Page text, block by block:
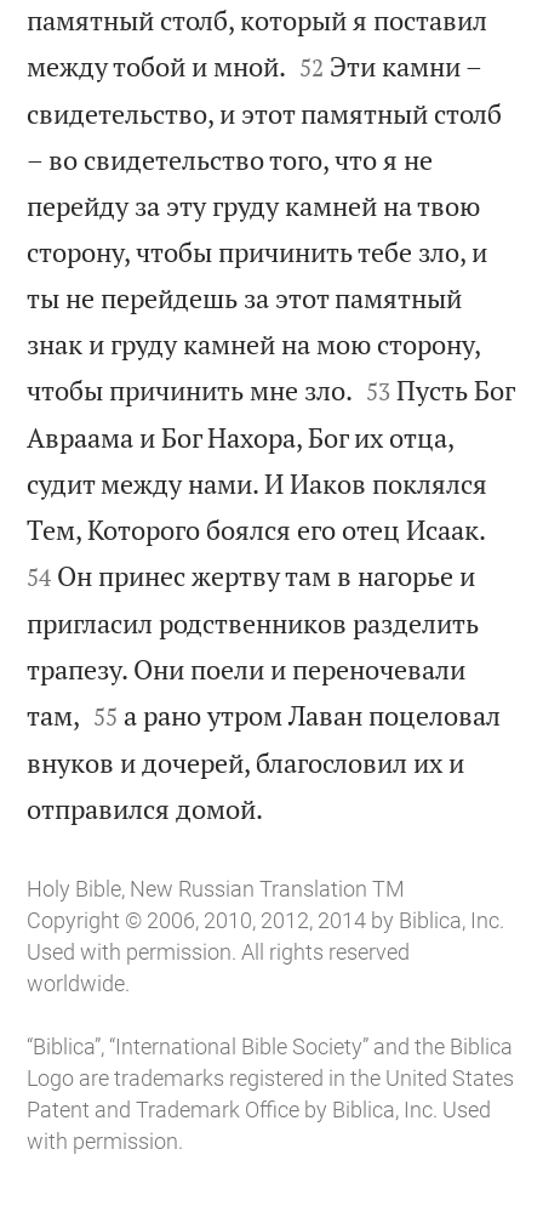
памятный столб, который я поставил
между тобой и мной. 

52 Эти камни –
свидетельство, и этот памятный столб
– во свидетельство того, что я не
перейду за эту груду камней на твою
сторону, чтобы причинить тебе зло, и
ты не перейдешь за этот памятный
знак и груду камней на мою сторону,
чтобы причинить мне зло. 

53 Пусть Бог
Авраама и Бог Нахора, Бог их отца,
судит между нами. И Иаков поклялся
Тем, Которого боялся его отец Исаак.
54 Он принес жертву там в нагорье и
пригласил родственников разделить
трапезу. Они поели и переночевали
там, 

55 а рано утром Лаван поцеловал
внуков и дочерей, благословил их и
отправился домой.
Holy Bible, New Russian Translation TM
Copyright © 2006, 2010, 2012, 2014 by Biblica, Inc.
Used with permission. All rights reserved
worldwide.
“Biblica”, “International Bible Society” and the Biblica
Logo are trademarks registered in the United States
Patent and Trademark Office by Biblica, Inc. Used
with permission.